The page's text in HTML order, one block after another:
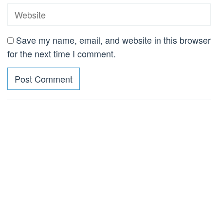
Save my name, email, and website in this browser
for the next time I comment.